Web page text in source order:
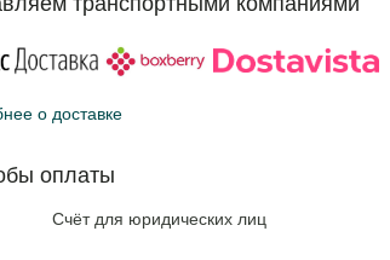
о доставке
оплаты
Счёт для юридических лиц